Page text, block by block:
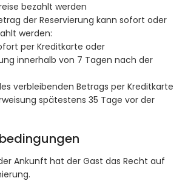
bezahlt werden
der Reservierung kann sofort oder
werden:
per Kreditkarte oder
innerhalb von 7 Tagen nach der
verbleibenden Betrags per Kreditkarte
spätestens 35 Tage vor der
Ankunft hat der Gast das Recht auf